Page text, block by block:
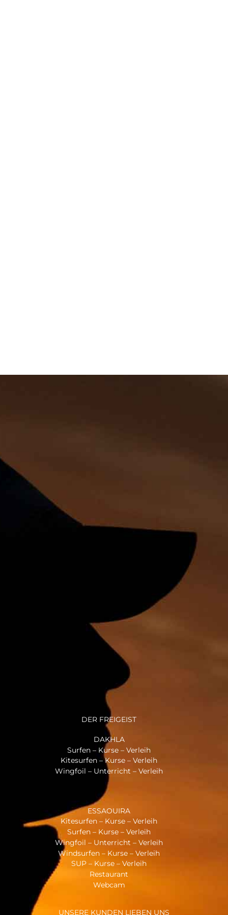
DER FREIGEIST
DAKHLA
Surfen – Kurse – Verleih
Kitesurfen – Kurse – Verleih
Wingfoil – Unterricht – Verleih
ESSAOUIRA
Kitesurfen – Kurse – Verleih
Surfen – Kurse – Verleih
Wingfoil – Unterricht – Verleih
Windsurfen – Kurse – Verleih
SUP – Kurse – Verleih
Restaurant
Webcam
UNSERE KUNDEN LIEBEN UNS